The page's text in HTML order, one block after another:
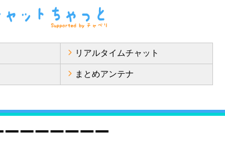
リアルタイムチャット
まとめアンテナ
ーーーーーー